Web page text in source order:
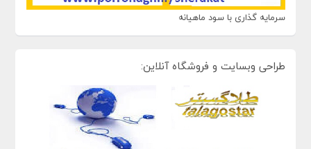
سرمایه گذاری با سود ماهیانه
طراحی وبسایت و فروشگاه آنلاین: